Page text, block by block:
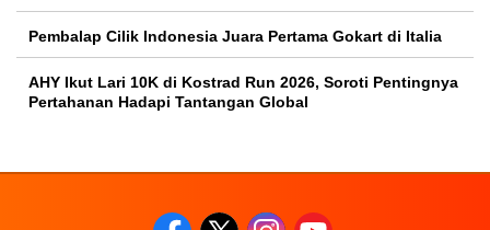
Pembalap Cilik Indonesia Juara Pertama Gokart di Italia
AHY Ikut Lari 10K di Kostrad Run 2026, Soroti Pentingnya
Pertahanan Hadapi Tantangan Global